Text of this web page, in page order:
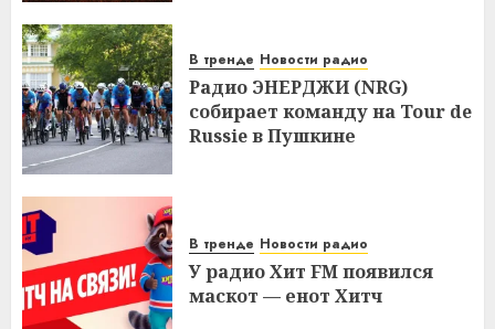
В тренде Новости радио
Радио ЭНЕРДЖИ (NRG)
собирает команду на Tour de
Russie в Пушкине
В тренде Новости радио
У радио Хит FM появился
маскот — енот Хитч